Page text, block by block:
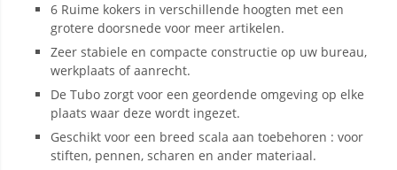
6 Ruime kokers in verschillende hoogten met een
grotere doorsnede voor meer artikelen.
Zeer stabiele en compacte constructie op uw bureau,
werkplaats of aanrecht.
De Tubo zorgt voor een geordende omgeving op elke
plaats waar deze wordt ingezet.
Geschikt voor een breed scala aan toebehoren : voor
stiften, pennen, scharen en ander materiaal.